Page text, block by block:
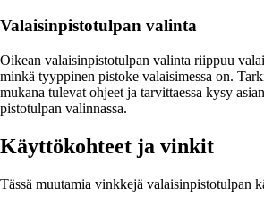
Valaisinpistotulpan valinta
Oikean valaisinpistotulpan valinta riippuu
minkä tyyppinen pistoke valaisimessa on.
mukana tulevat ohjeet ja tarvittaessa kysy
pistotulpan valinnassa.
Käyttökohteet ja vinkit
Tässä muutamia vinkkejä valaisinpistotulpan